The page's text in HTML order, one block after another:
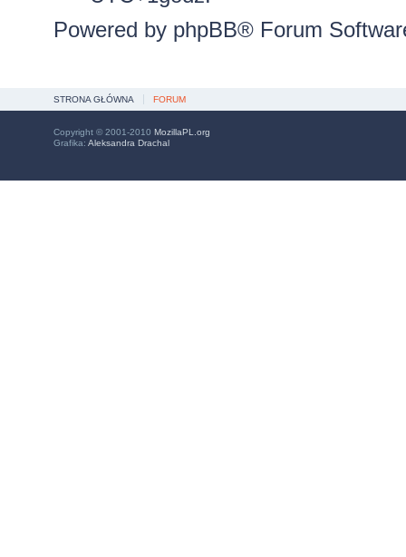
Powered by phpBB® Forum
STRONA GŁÓWNA FORUM
Copyright © 2001-2010 MozillaPL.org
Grafika: Aleksandra Drachal